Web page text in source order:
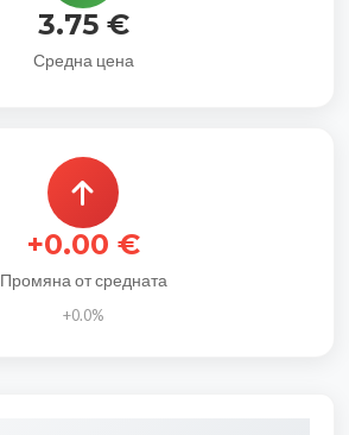
3.75 €
Средна цена
+0.00 €
Промяна от средната
+0.0%